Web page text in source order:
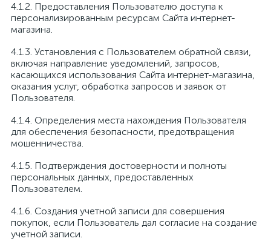
4.1.2. Предоставления Пользователю доступа к
персонализированным ресурсам Сайта интернет-
магазина.
4.1.3. Установления с Пользователем обратной связи,
включая направление уведомлений, запросов,
касающихся использования Сайта интернет-магазина,
оказания услуг, обработка запросов и заявок от
Пользователя.
4.1.4. Определения места нахождения Пользователя
для обеспечения безопасности, предотвращения
мошенничества.
4.1.5. Подтверждения достоверности и полноты
персональных данных, предоставленных
Пользователем.
4.1.6. Создания учетной записи для совершения
покупок, если Пользователь дал согласие на создание
учетной записи.